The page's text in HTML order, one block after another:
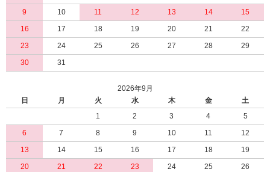
9
10 11 12 13 14
15
16
17 18 19 20 21
22
23
24 25 26 27 28
29
30
31
2026年9月
日
月 火 水 木 金
土
1
2 3 4
5
6
7 8 9 10 11
12
13
14 15 16 17 18
19
20
21 22 23 24 25
26